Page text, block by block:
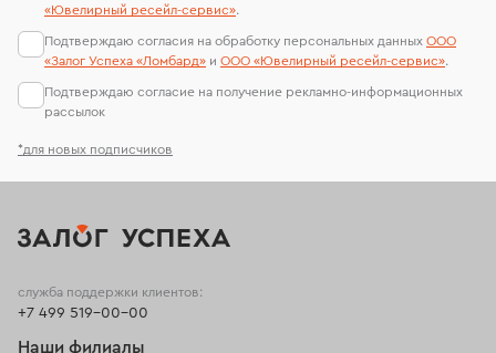
*для новых подписчиков
«Ювелирный ресейл-сервиc».
Подтверждаю согласия на обработку персональных данных ООО
«Залог Успеха «Ломбард» и ООО «Ювелирный ресейл-сервиc».
Подтверждаю согласие на получение рекламно-информационных
рассылок
служба поддержки клиентов:
+7 499 519-00-00
Наши филиалы